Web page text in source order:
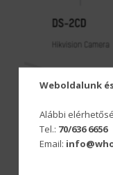
Weboldalunk
Alábbi
Tel.: 70/636 6656
Email: